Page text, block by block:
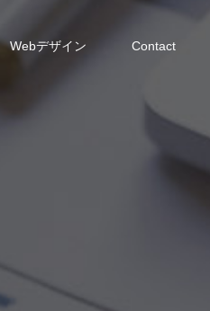
Webデザイン Contact